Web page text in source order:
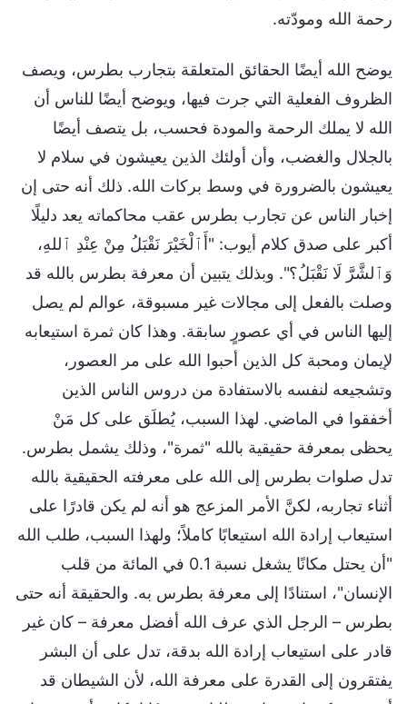
رحمة الله ومودّته.
يوضح الله أيضًا الحقائق المتعلقة بتجارب بطرس، ويصف
الظروف الفعلية التي جرت فيها، ويوضح أيضًا للناس أن
الله لا يملك الرحمة والمودة فحسب، بل يتصف أيضًا
بالجلال والغضب، وأن أولئك الذين يعيشون في سلام لا
يعيشون بالضرورة في وسط بركات الله. ذلك أنه حتى إن
إخبار الناس عن تجارب بطرس عقب محاكماته يعد دليلًا
أكبر على صدق كلام أيوب: "أَٱلْخَيْرَ نَقْبَلُ مِنْ عِنْدِ ٱللهِ،
وَٱلشَّرَّ لَا نَقْبَلُ؟". وبذلك يتبين أن معرفة بطرس بالله قد
وصلت بالفعل إلى مجالات غير مسبوقة، عوالم لم يصل
إليها الناس في أي عصورٍ سابقة. وهذا كان ثمرة استيعابه
لإيمان ومحبة كل الذين أحبوا الله على مر العصور،
وتشجيعه لنفسه بالاستفادة من دروس الناس الذين
أخفقوا في الماضي. لهذا السبب، يُطلَق على كل مَنْ
يحظى بمعرفة حقيقية بالله "ثمرة"، وذلك يشمل بطرس.
تدل صلوات بطرس إلى الله على معرفته الحقيقية بالله
أثناء تجاربه، لكنَّ الأمر المزعج هو أنه لم يكن قادرًا على
استيعاب إرادة الله استيعابًا كاملاً؛ ولهذا السبب، طلب الله
"أن يحتل مكانًا يشغل نسبة 0.1 في المائة من قلب
الإنسان"، استنادًا إلى معرفة بطرس به. والحقيقة أنه حتى
بطرس – الرجل الذي عرف الله أفضل معرفة – كان غير
قادر على استيعاب إرادة الله بدقة، تدل على أن البشر
يفتقرون إلى القدرة على معرفة الله، لأن الشيطان قد